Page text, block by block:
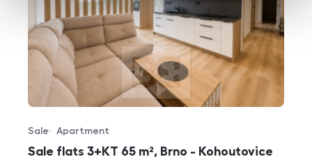
Sale flats 3+KT 65 m², Brno - Kohoutovice
Offer type
Sale
Property type
Apartment